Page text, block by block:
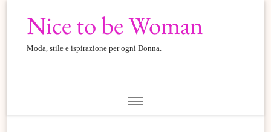
Nice to be Woman
Moda, stile e ispirazione per ogni Donna.